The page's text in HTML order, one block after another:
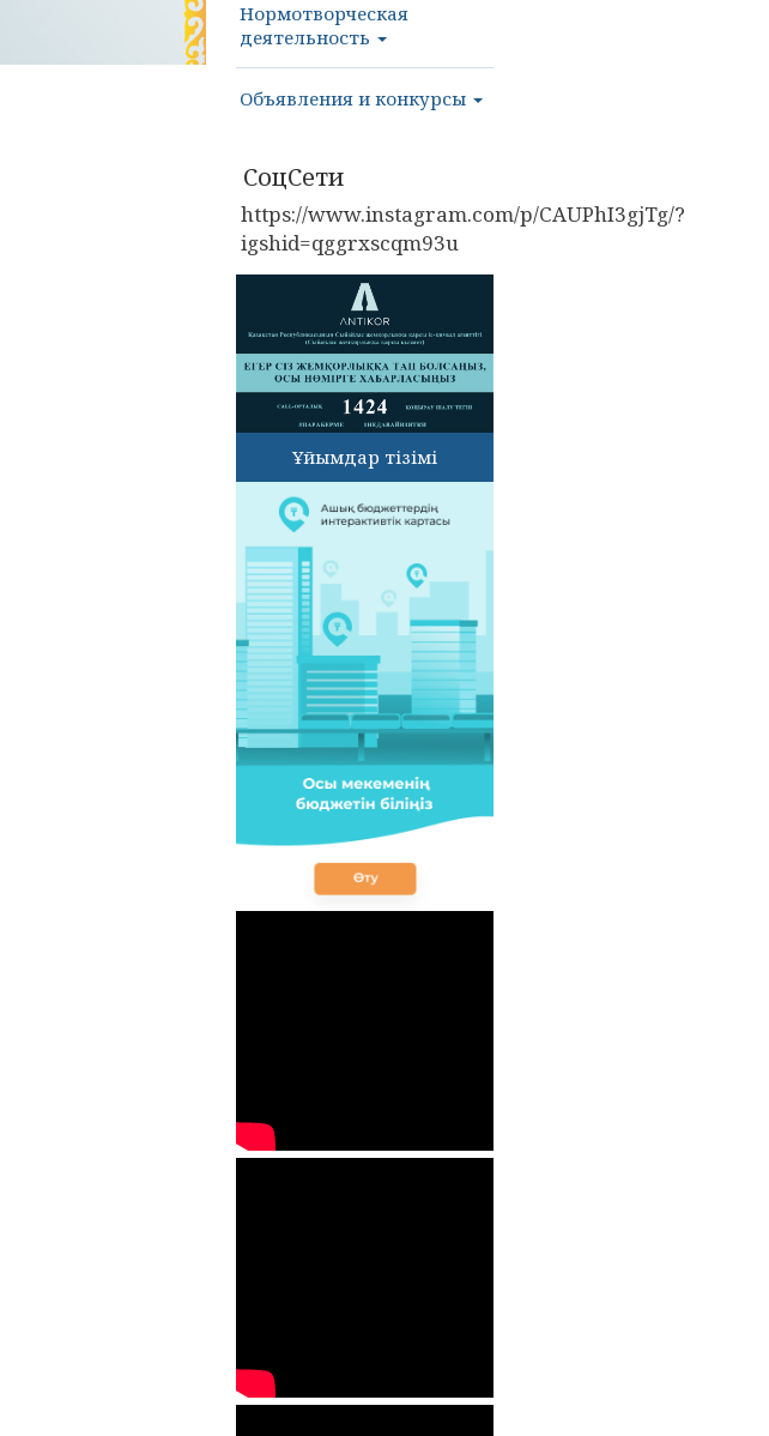
Нормотворческая
деятельность
Объявления и конкурсы
СоцСети
https://www.instagram.com/p/CAUPhI3gjTg/?
igshid=qggrxscqm93u
Ұйымдар тізімі